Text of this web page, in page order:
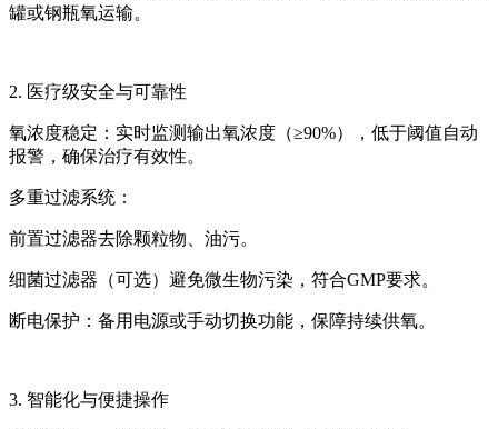
罐或钢瓶氧运输。
2. 医疗级安全与可靠性
氧浓度稳定：实时监测输出氧浓度（≥90%），低于阈值自动
报警，确保治疗有效性。
多重过滤系统：
前置过滤器去除颗粒物、油污。
细菌过滤器（可选）避免微生物污染，符合GMP要求。
断电保护：备用电源或手动切换功能，保障持续供氧。
3. 智能化与便捷操作